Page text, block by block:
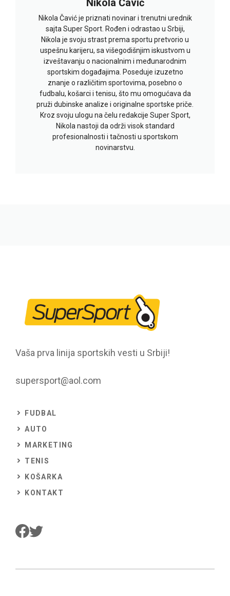
Nikola Čavić je priznati novinar i trenutni urednik
sajta Super Sport. Rođen i odrastao u Srbiji,
Nikola je svoju strast prema sportu pretvorio u
uspešnu karijeru, sa višegodišnjim iskustvom u
izveštavanju o nacionalnim i međunarodnim
sportskim događajima. Poseduje izuzetno
znanje o različitim sportovima, posebno o
fudbalu, košarci i tenisu, što mu omogućava da
pruži dubinske analize i originalne sportske priče.
Kroz svoju ulogu na čelu redakcije Super Sport,
Nikola nastoji da održi visok standard
profesionalnosti i tačnosti u sportskom
novinarstvu.
Vaša prva linija sportskih vesti u Srbiji!
supersport@aol.com
FUDBAL
AUTO
MARKETING
TENIS
KOŠARKA
KONTAKT